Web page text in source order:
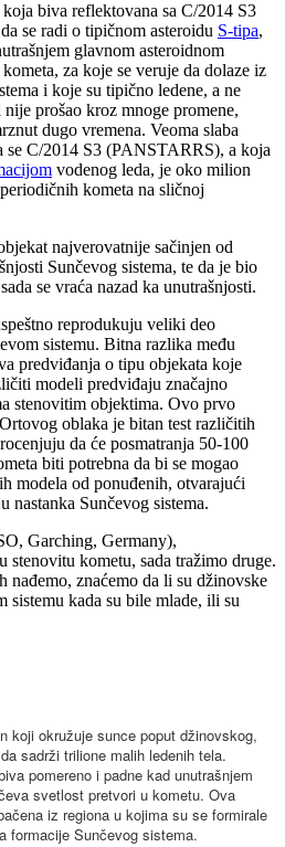
biva reflektovana sa C/2014 S3
se radi o tipičnom asteroidu S-tipa,
glavnom asteroidnom
za koje se veruje da dolaze iz
i koje su tipično ledene, a ne
prošao kroz mnoge promene,
dugo vremena. Veoma slaba
se C/2014 S3 (PANSTARRS), a koja
vodenog leda, je oko milion
kometa na sličnoj
najverovatnije sačinjen od
Sunčevog sistema, te da je bio
se vraća nazad ka unutrašnjosti.
reprodukuju veliki deo
sistemu. Bitna razlika među
predviđanja o tipu objekata koje
modeli predviđaju značajno
stenovitim objektima. Ovo prvo
oblaka je bitan test različitih
da će posmatranja 50-100
biti potrebna da bi se mogao
modela od ponuđenih, otvarajući
nastanka Sunčevog sistema.
Garching, Germany),
stenovitu kometu, sada tražimo druge.
znaćemo da li su džinovske
sistemu kada su bile mlade, ili su
koji okružuje sunce poput džinovskog,
sadrži trilione malih ledenih tela.
pomereno i padne kad unutrašnjem
svetlost pretvori u kometu. Ova
iz regiona u kojima su se formirale
formacije Sunčevog sistema.